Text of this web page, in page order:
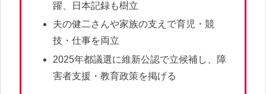
躍、日本記録も樹立
夫の健二さんや家族の支えで育児・競
技・仕事を両立
2025年都議選に維新公認で立候補し、障
害者支援・教育政策を掲げる